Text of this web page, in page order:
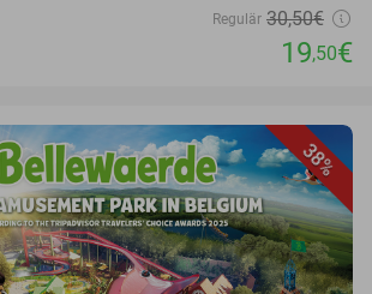
Regulär 30,50€
19,50€
38%